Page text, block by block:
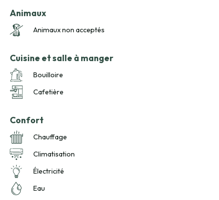
Animaux
Animaux non acceptés
Cuisine et salle à manger
Bouilloire
Cafetière
Confort
Chauffage
Climatisation
Électricité
Eau